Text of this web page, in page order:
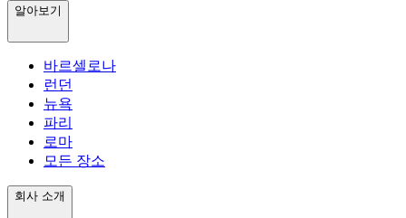
알아보기
바르셀로나
런던
뉴욕
파리
로마
모든 장소
회사 소개